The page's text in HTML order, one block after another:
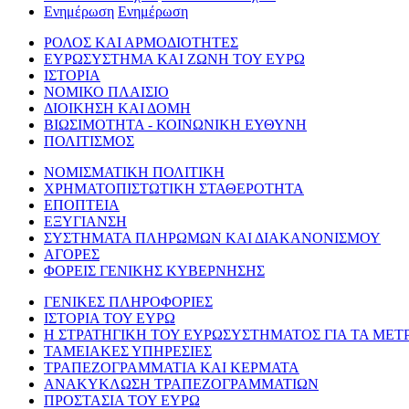
Ενημέρωση Ενημέρωση
ΡΟΛΟΣ ΚΑΙ ΑΡΜΟΔΙΟΤΗΤΕΣ
ΕΥΡΩΣΥΣΤΗΜΑ ΚΑΙ ΖΩΝΗ ΤΟΥ ΕΥΡΩ
ΙΣΤΟΡΙΑ
ΝΟΜΙΚΟ ΠΛΑΙΣΙΟ
ΔΙΟΙΚΗΣΗ ΚΑΙ ΔΟΜΗ
ΒΙΩΣΙΜΟΤΗΤΑ - ΚΟΙΝΩΝΙΚΗ ΕΥΘΥΝΗ
ΠΟΛΙΤΙΣΜΟΣ
ΝΟΜΙΣΜΑΤΙΚΗ ΠΟΛΙΤΙΚΗ
ΧΡΗΜΑΤΟΠΙΣΤΩΤΙΚΗ ΣΤΑΘΕΡΟΤΗΤΑ
ΕΠΟΠΤΕΙΑ
ΕΞΥΓΙΑΝΣΗ
ΣΥΣΤΗΜΑΤΑ ΠΛΗΡΩΜΩΝ ΚΑΙ ΔΙΑΚΑΝΟΝΙΣΜΟΥ
ΑΓΟΡΕΣ
ΦΟΡΕΙΣ ΓΕΝΙΚΗΣ ΚΥΒΕΡΝΗΣΗΣ
ΓΕΝΙΚΕΣ ΠΛΗΡΟΦΟΡΙΕΣ
ΙΣΤΟΡΙΑ ΤΟΥ ΕΥΡΩ
Η ΣΤΡΑΤΗΓΙΚΗ ΤΟΥ ΕΥΡΩΣΥΣΤΗΜΑΤΟΣ ΓΙΑ ΤΑ
ΤΑΜΕΙΑΚΕΣ ΥΠΗΡΕΣΙΕΣ
ΤΡΑΠΕΖΟΓΡΑΜΜΑΤΙΑ ΚΑΙ ΚΕΡΜΑΤΑ
ΑΝΑΚΥΚΛΩΣΗ ΤΡΑΠΕΖΟΓΡΑΜΜΑΤΙΩΝ
ΠΡΟΣΤΑΣΙΑ ΤΟΥ ΕΥΡΩ